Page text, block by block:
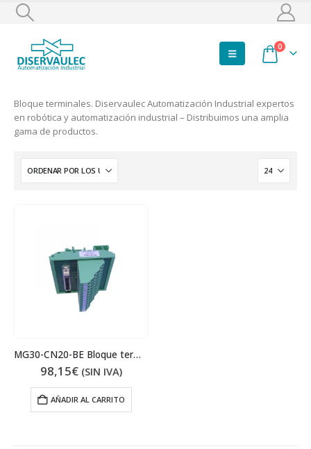
0
Bloque terminales. Diservaulec Automatización Industrial expertos
en robótica y automatización industrial – Distribuimos una amplia
gama de productos.
MG30-CN20-BE Bloque terminales
98,15€ (SIN IVA)
AÑADIR AL CARRITO